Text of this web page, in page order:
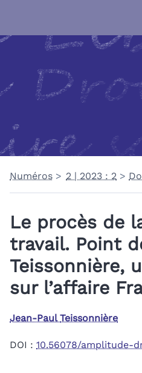
Numéros 2 | 2023 : 2
Le procès de
travail. Point
Teissonnière,
sur l’affaire
Jean-PaulTeissonnière
DOI : 10.56078/amplitude-